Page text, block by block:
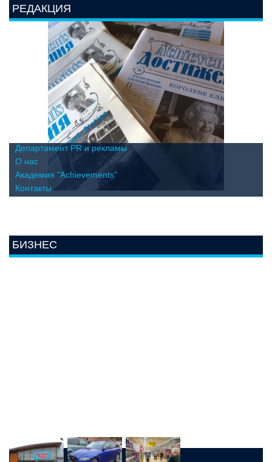
РЕДАКЦИЯ
Департамент PR и рекламы
О нас
Академия "Achievements"
Контакты
БИЗНЕС